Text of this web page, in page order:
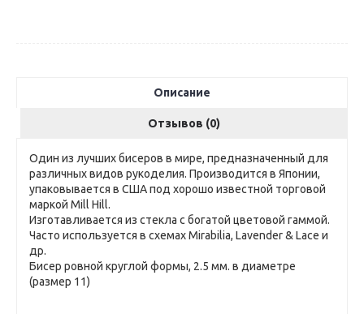
Описание
Отзывов (0)
Один из лучших бисеров в мире, предназначенный для
различных видов рукоделия. Производится в Японии,
упаковывается в США под хорошо известной торговой
маркой Mill Hill.
Изготавливается из стекла с богатой цветовой гаммой.
Часто используется в схемах Mirabilia, Lavender & Lace и
др.
Бисер ровной круглой формы, 2.5 мм. в диаметре
(размер 11)